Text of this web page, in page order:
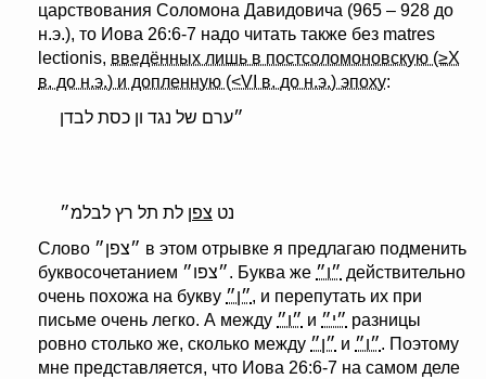
царствования Соломона Давидовича (965 – 928 до
н.э.), то Иова 26:6-7 надо читать также без matres
lectionis, введённых лишь в постсоломоновскую (≥X
в. до н.э.) и допленную (<VI в. до н.э.) эпоху:
״ערם של נגד ון כסת לבדן
נט צפן לת תל רץ לבלמ״
Слово ״צפן״ в этом отрывке я предлагаю подменить
буквосочетанием ״צפו״. Буква же ״ו״ действительно
очень похожа на букву ״ן״, и перепутать их при
письме очень легко. А между ״ו״ и ״י״ разницы
ровно столько же, сколько между ״ן״ и ״ו״. Поэтому
мне представляется, что Иова 26:6-7 на самом деле